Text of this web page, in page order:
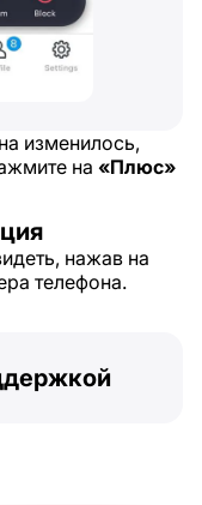
изменилось,
на «Плюс»
нажав на
телефона.